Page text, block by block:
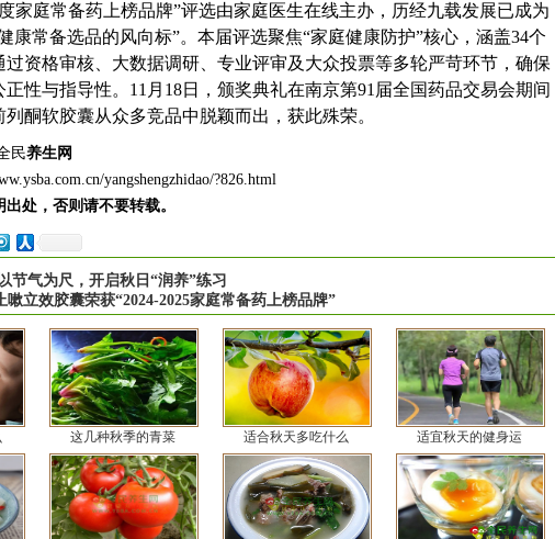
度家庭常备药上榜品牌”评选由家庭医生在线主办，历经九载发展已成为
康常备选品的风向标”。本届评选聚焦“家庭健康防护”核心，涵盖34个
过资格审核、大数据调研、专业评审及大众投票等多轮严苛环节，确保
性与指导性。11月18日，颁奖典礼在南京第91届全国药品交易会期间
酮软胶囊从众多竞品中脱颖而出，获此殊荣。
民养生网
yangshengzhidao/?826.html
处，否则请不要转载。
节气为尺，开启秋日“润养”练习
嗽立效胶囊荣获“2024-2025家庭常备药上榜品牌”
这几种秋季的青菜 适合秋天多吃什么 适宜秋天的健身运